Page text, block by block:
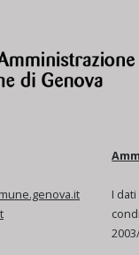
I